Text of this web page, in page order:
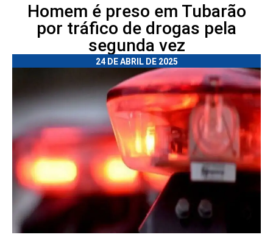
Homem é preso em Tubarão
por tráfico de drogas pela
segunda vez
24 DE ABRIL DE 2025